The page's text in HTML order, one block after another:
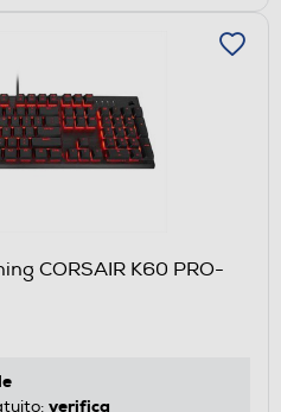
CORSAIR K60 PRO-
verifica